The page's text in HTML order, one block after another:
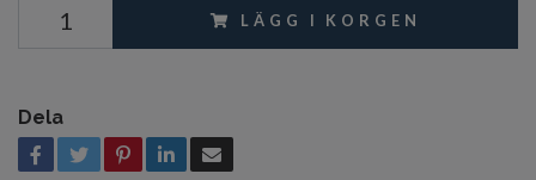
LÄGG I KORGEN
Dela